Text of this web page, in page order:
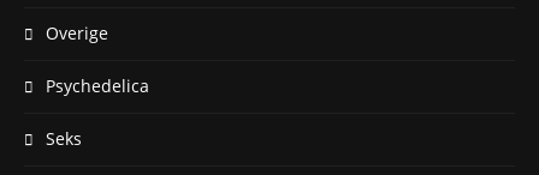
Overige
Psychedelica
Seks